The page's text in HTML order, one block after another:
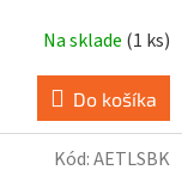
Na sklade (1 ks)
Do košíka
Kód:AETLSBK